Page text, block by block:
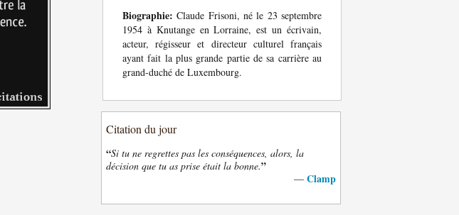
Biographie: Claude Frisoni, né le 23 septembre
1954 à Knutange en Lorraine, est un écrivain,
acteur, régisseur et directeur culturel français
ayant fait la plus grande partie de sa carrière au
grand-duché de Luxembourg.
Citation du jour
“Si tu ne regrettes pas les conséquences, alors, la
décision que tu as prise était la bonne.”
— Clamp